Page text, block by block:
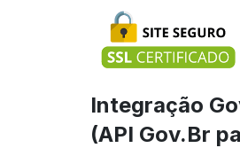
Integração
(API Gov.Br